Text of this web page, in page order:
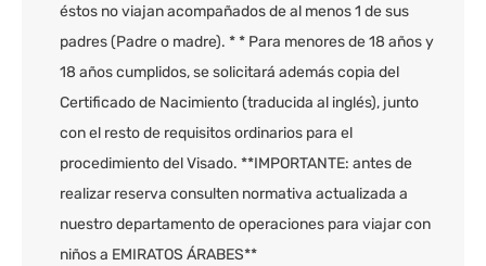
éstos no viajan acompañados de al menos 1 de sus
padres (Padre o madre). * * Para menores de 18 años y
18 años cumplidos, se solicitará además copia del
Certificado de Nacimiento (traducida al inglés), junto
con el resto de requisitos ordinarios para el
procedimiento del Visado. **IMPORTANTE: antes de
realizar reserva consulten normativa actualizada a
nuestro departamento de operaciones para viajar con
niños a EMIRATOS ÁRABES**